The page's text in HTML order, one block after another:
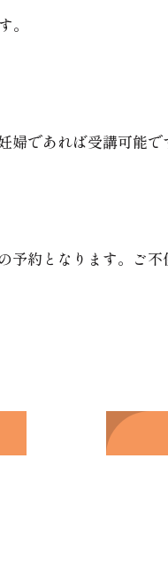
。
であれば受講可能で
約となります。ご